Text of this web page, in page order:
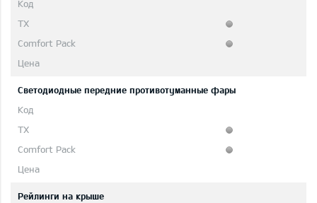
Светодиодные передние противотуманные фары
Рейлинги на крыше